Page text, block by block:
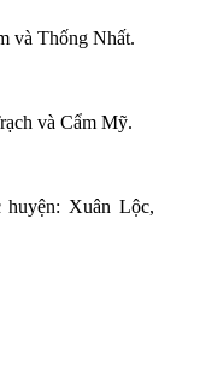
và Thống Nhất.
và Cẩm Mỹ.
huyện: Xuân Lộc,